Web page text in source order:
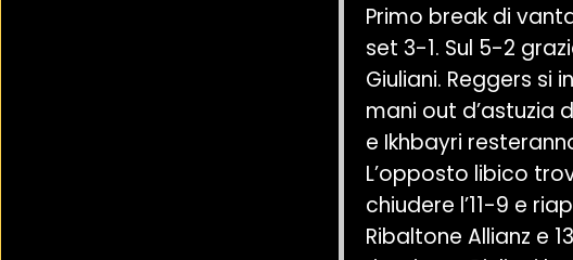
Primo break di
set 3-1. Sul 5-2
Giuliani. Reggers si
mani out d’astuzia
e Ikhbayri
L’opposto libico
chiudere l’11-9 e
Ribaltone Allianz e